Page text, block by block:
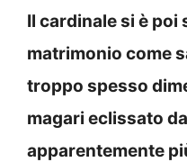
Il cardinale si è
matrimonio come
troppo spesso
magari eclissato
apparentemente